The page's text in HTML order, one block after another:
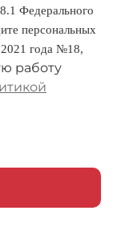
Федерального
персональных
года №18,
работу